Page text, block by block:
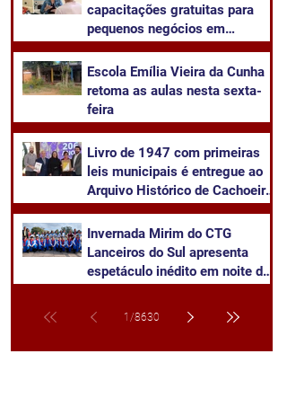
capacitações gratuitas para
pequenos negócios em
​Escola Emília Vieira da Cunha
retoma as aulas nesta sexta-
feira
Livro de 1947 com primeiras
leis municipais é entregue ao
Arquivo Histórico de Cachoeira
Invernada Mirim do CTG
Lanceiros do Sul apresenta
espetáculo inédito em noite de
1 /8630